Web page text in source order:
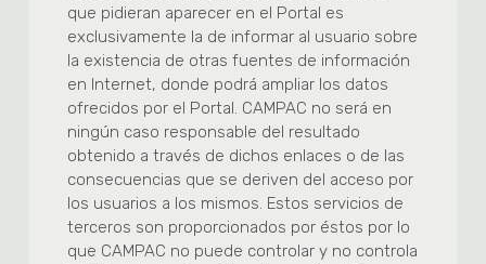
que pidieran aparecer en el Portal es
exclusivamente la de informar al usuario sobre
la existencia de otras fuentes de información
en Internet, donde podrá ampliar los datos
ofrecidos por el Portal. CAMPAC no será en
ningún caso responsable del resultado
obtenido a través de dichos enlaces o de las
consecuencias que se deriven del acceso por
los usuarios a los mismos. Estos servicios de
terceros son proporcionados por éstos por lo
que CAMPAC no puede controlar y no controla